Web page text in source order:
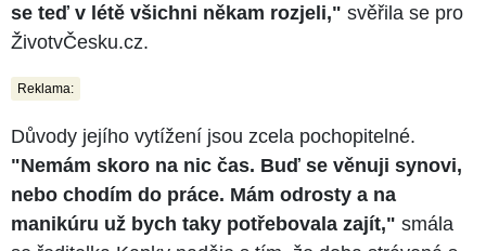
se teď v létě všichni někam rozjeli," svěřila se pro
ŽivotvČesku.cz.
Reklama:
Důvody jejího vytížení jsou zcela pochopitelné.
"Nemám skoro na nic čas. Buď se věnuji synovi,
nebo chodím do práce. Mám odrosty a na
manikúru už bych taky potřebovala zajít," smála